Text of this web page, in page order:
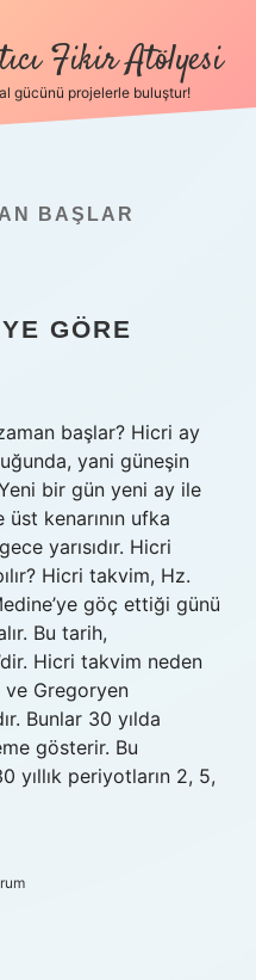
Fikir Atölyesi
gücünü projelerle buluştur!
BAŞLAR
GÖRE
başlar? Hicri ay
yani güneşin
bir gün yeni ay ile
kenarının ufka
yarısıdır. Hicri
Hicri takvim, Hz.
göç ettiği günü
Bu tarih,
Hicri takvim neden
Gregoryen
Bunlar 30 yılda
gösterir. Bu
yıllık periyotların 2, 5,